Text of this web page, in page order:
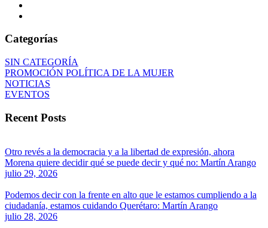
Categorías
SIN CATEGORÍA
PROMOCIÓN POLÍTICA DE LA MUJER
NOTICIAS
EVENTOS
Recent Posts
Otro revés a la democracia y a la libertad de expresión, ahora
Morena quiere decidir qué se puede decir y qué no: Martín Arango
julio 29, 2026
Podemos decir con la frente en alto que le estamos cumpliendo a la
ciudadanía, estamos cuidando Querétaro: Martín Arango
julio 28, 2026